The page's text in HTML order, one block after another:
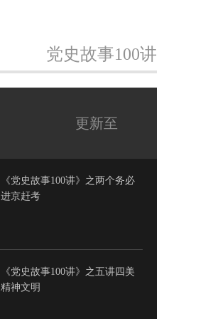
党史故事100讲
更新至
《党史故事100讲》之两个务必
进京赶考
《党史故事100讲》之五讲四美
精神文明